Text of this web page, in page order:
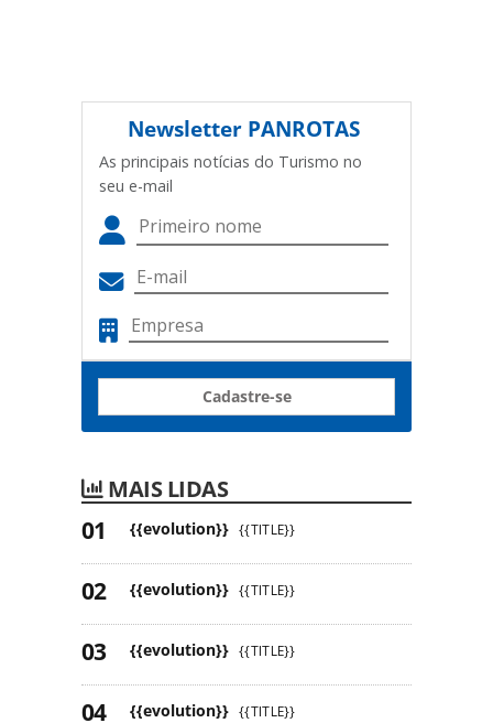
Newsletter PANROTAS
As principais notícias do Turismo no
seu e-mail
Cadastre-se
MAIS LIDAS
{{evolution}} {{TITLE}}
{{evolution}} {{TITLE}}
{{evolution}} {{TITLE}}
{{evolution}} {{TITLE}}